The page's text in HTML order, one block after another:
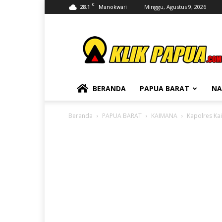
28.1 C Manokwari Minggu, Agustus 9, 2026
BERANDA PAPUA BARAT
Beranda PAPUA BARAT KAIMANA Kapolres